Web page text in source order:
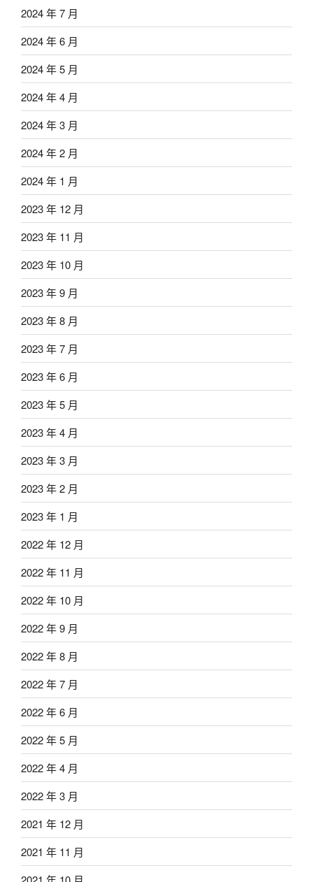
2024 年 7 月
2024 年 6 月
2024 年 5 月
2024 年 4 月
2024 年 3 月
2024 年 2 月
2024 年 1 月
2023 年 12 月
2023 年 11 月
2023 年 10 月
2023 年 9 月
2023 年 8 月
2023 年 7 月
2023 年 6 月
2023 年 5 月
2023 年 4 月
2023 年 3 月
2023 年 2 月
2023 年 1 月
2022 年 12 月
2022 年 11 月
2022 年 10 月
2022 年 9 月
2022 年 8 月
2022 年 7 月
2022 年 6 月
2022 年 5 月
2022 年 4 月
2022 年 3 月
2021 年 12 月
2021 年 11 月